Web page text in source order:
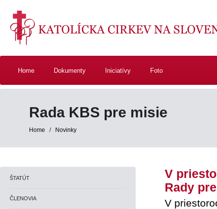
Home Dokumenty Iniciatívy Foto
Rada KBS pre misie
Home / Novinky
ŠTATÚT
ČLENOVIA
V
Rady
V